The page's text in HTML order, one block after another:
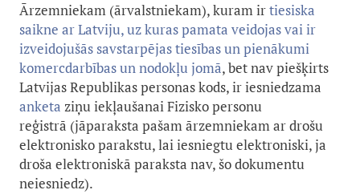
Ārzemniekam (ārvalstniekam), kuram irtiesiska
saikne ar Latviju, uz kuras pamata veidojas vai ir
izveidojušās savstarpējas tiesības un pienākumi
komercdarbības un nodokļu jomā, bet nav piešķirts
Latvijas Republikas personas kods, ir iesniedzama
anketa ziņu iekļaušanai Fizisko personu
reģistrā (jāparaksta pašam ārzemniekam ar drošu
elektronisko parakstu, lai iesniegtu elektroniski, ja
droša elektroniskā paraksta nav, šo dokumentu
neiesniedz).